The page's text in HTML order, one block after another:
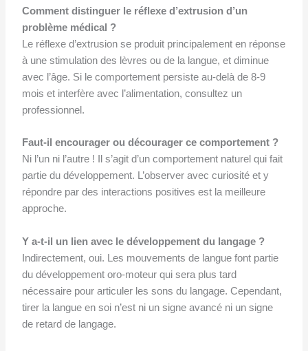
Comment distinguer le réflexe d’extrusion d’un
problème médical ?
Le réflexe d’extrusion se produit principalement en réponse
à une stimulation des lèvres ou de la langue, et diminue
avec l’âge. Si le comportement persiste au-delà de 8-9
mois et interfère avec l’alimentation, consultez un
professionnel.
Faut-il encourager ou décourager ce comportement ?
Ni l’un ni l’autre ! Il s’agit d’un comportement naturel qui fait
partie du développement. L’observer avec curiosité et y
répondre par des interactions positives est la meilleure
approche.
Y a-t-il un lien avec le développement du langage ?
Indirectement, oui. Les mouvements de langue font partie
du développement oro-moteur qui sera plus tard
nécessaire pour articuler les sons du langage. Cependant,
tirer la langue en soi n’est ni un signe avancé ni un signe
de retard de langage.